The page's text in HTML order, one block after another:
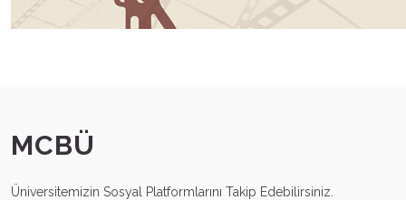
MCBÜ
Üniversitemizin Sosyal Platformlarını Takip Edebilirsiniz.